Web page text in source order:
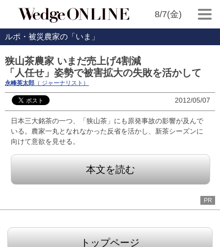
8/7(金)
ルポ・被災農家の「いま」
狭山茶農家 いまだ売上げ4割減
「人任せ」姿勢で被害拡大の失敗を活かして
永峰英太郎 （ ジャーナリスト）
2012/05/07
日本三大銘茶の一つ、「狭山茶」にも原発事故の影響が及んで
いる。農家一丸となれなかった反省を活かし、新茶シーズンに
向けて意欲を見せる。
本文を読む
PR
トップページ